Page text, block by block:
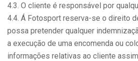
4.3. O cliente é responsável por
4.4. Á Fotosport reserva-se o direito
possa pretender qualquer
a execução de uma encomenda ou
informações relativas ao cliente